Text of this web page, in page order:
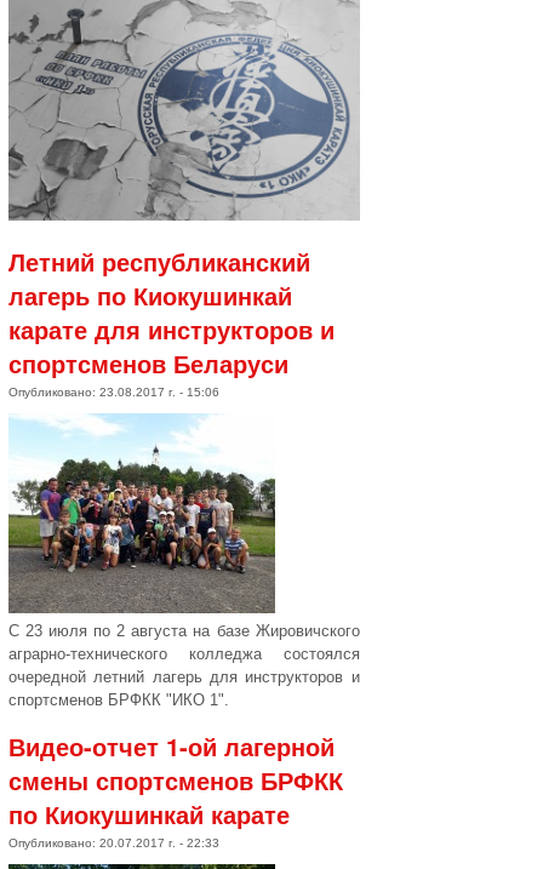
Летний республиканский
лагерь по Киокушинкай
карате для инструкторов и
спортсменов Беларуси
Опубликовано: 23.08.2017 г. - 15:06
С 23 июля по 2 августа на базе Жировичского
аграрно-технического колледжа состоялся
очередной летний лагерь для инструкторов и
спортсменов БРФКК "ИКО 1".
Видео-отчет 1-ой лагерной
смены спортсменов БРФКК
по Киокушинкай карате
Опубликовано: 20.07.2017 г. - 22:33